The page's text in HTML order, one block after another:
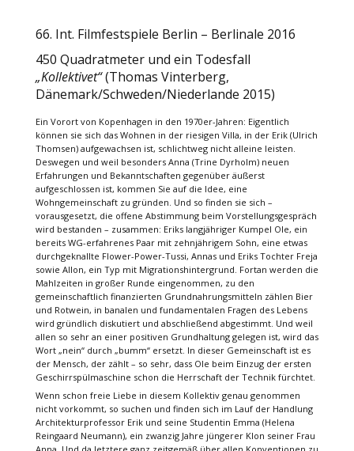
66. Int. Filmfestspiele Berlin – Berlinale 2016
450 Quadratmeter und ein Todesfall
„Kollektivet“(Thomas Vinterberg,
Dänemark/Schweden/Niederlande 2015)
Ein Vorort von Kopenhagen in den 1970er-Jahren: Eigentlich
können sie sich das Wohnen in der riesigen Villa, in der Erik (Ulrich
Thomsen) aufgewachsen ist, schlichtweg nicht alleine leisten.
Deswegen und weil besonders Anna (Trine Dyrholm) neuen
Erfahrungen und Bekanntschaften gegenüber äußerst
aufgeschlossen ist, kommen Sie auf die Idee, eine
Wohngemeinschaft zu gründen. Und so finden sie sich –
vorausgesetzt, die offene Abstimmung beim Vorstellungsgespräch
wird bestanden – zusammen: Eriks langjähriger Kumpel Ole, ein
bereits WG-erfahrenes Paar mit zehnjährigem Sohn, eine etwas
durchgeknallte Flower-Power-Tussi, Annas und Eriks Tochter Freja
sowie Allon, ein Typ mit Migrationshintergrund. Fortan werden die
Mahlzeiten in großer Runde eingenommen, zu den
gemeinschaftlich finanzierten Grundnahrungsmitteln zählen Bier
und Rotwein, in banalen und fundamentalen Fragen des Lebens
wird gründlich diskutiert und abschließend abgestimmt. Und weil
allen so sehr an einer positiven Grundhaltung gelegen ist, wird das
Wort „nein“ durch „bumm“ ersetzt. In dieser Gemeinschaft ist es
der Mensch, der zählt – so sehr, dass Ole beim Einzug der ersten
Geschirrspülmaschine schon die Herrschaft der Technik fürchtet.
Wenn schon freie Liebe in diesem Kollektiv genau genommen
nicht vorkommt, so suchen und finden sich im Lauf der Handlung
Architekturprofessor Erik und seine Studentin Emma (Helena
Reingaard Neumann), ein zwanzig Jahre jüngerer Klon seiner Frau